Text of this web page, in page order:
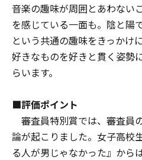
音楽の趣味が周囲とあわない
を感じている一面も。陰と陽
という共通の趣味をきっかけ
好きなものを好きと貫く姿勢
らいます。
■評価ポイント
審査員特別賞では、審査員
論が起こりました。女子高校
る人が男じゃなかった』から